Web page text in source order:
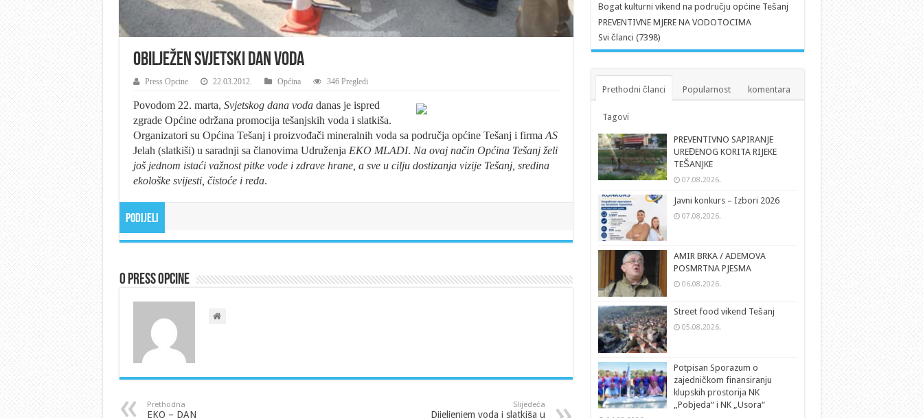
Obilježen Svjetski dan voda
Press Opcine 22.03.2012. Općina 346 Pregledi
Povodom 22. marta, Svjetskog dana vodadanas je ispred
zgrade Općine održana promocija tešanjskih voda i slatkiša.
Organizatori su Općina Tešanj i proizvođači mineralnih voda sa područja općine Tešanj i firma AS
Jelah (slatkiši) u saradnji sa članovima Udruženja EKO MLADI. Na ovaj način Općina Tešanj želi
još jednom istaći važnost pitke vode i zdrave hrane, a sve u cilju dostizanja vizije Tešanj, sredina
ekološke svijesti, čistoće i reda.
Podijeli
O Press Opcine
Prethodna
EKO – DAN
Slijedeća
Dijeljenjem voda i slatkiša u
Bogat kulturni vikend na području općine Tešanj
PREVENTIVNE MJERE NA VODOTOCIMA
Svi članci (7398)
Prethodni članci Popularnost komentara
Tagovi
PREVENTIVNO SAPIRANJE
UREĐENOG KORITA RIJEKE
TEŠANJKE
07.08.2026.
Javni konkurs – Izbori 2026
07.08.2026.
AMIR BRKA / ADEMOVA
POSMRTNA PJESMA
06.08.2026.
Street food vikend Tešanj
05.08.2026.
Potpisan Sporazum o
zajedničkom finansiranju
klupskih prostorija NK
„Pobjeda“ i NK „Usora“